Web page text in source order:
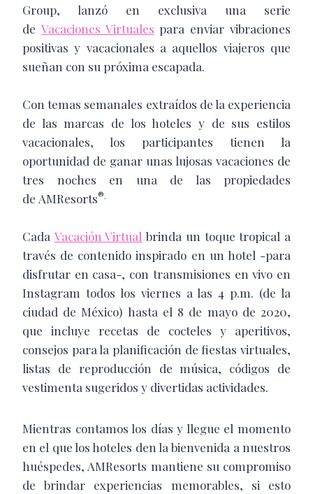
Group, lanzó en exclusiva una serie
de Vacaciones Virtuales para enviar vibraciones
positivas y vacacionales a aquellos viajeros que
sueñan con su próxima escapada.
Con temas semanales extraídos de la experiencia
de las marcas de los hoteles y de sus estilos
vacacionales, los participantes tienen la
oportunidad de ganar unas lujosas vacaciones de
tres noches en una de las propiedades
de AMResorts®.
Cada Vacación Virtual brinda un toque tropical a
través de contenido inspirado en un hotel -para
disfrutar en casa-, con transmisiones en vivo en
Instagram todos los viernes a las 4 p.m. (de la
ciudad de México) hasta el 8 de mayo de 2020,
que incluye recetas de cocteles y aperitivos,
consejos para la planificación de fiestas virtuales,
listas de reproducción de música, códigos de
vestimenta sugeridos y divertidas actividades.
Mientras contamos los días y llegue el momento
en el que los hoteles den la bienvenida a nuestros
huéspedes, AMResorts mantiene su compromiso
de brindar experiencias memorables, si esto